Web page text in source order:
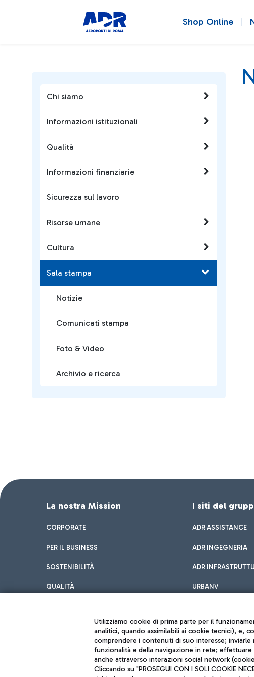
Shop Online
Chi siamo
Informazioni istituzionali
Qualità
Informazioni finanziarie
Sicurezza sul lavoro
Risorse umane
Cultura
Sala stampa
Notizie
Comunicati stampa
Foto & Video
Archivio e ricerca
La nostra Mission
CORPORATE
PER IL BUSINESS
SOSTENIBILITÀ
QUALITÀ
I siti del
ADR ASSISTANCE
ADR INGEGNERIA
ADR
URBANV
Utilizziamo cookie di prima parte per il
analitici, quando assimilabili ai cookie tecnici), e,
comprendere i contenuti di suo interesse;
funzionalità e della navigazione in rete;
anche attraverso interazioni social network
Cliccando su "PROSEGUI CON I SOLI COOKIE